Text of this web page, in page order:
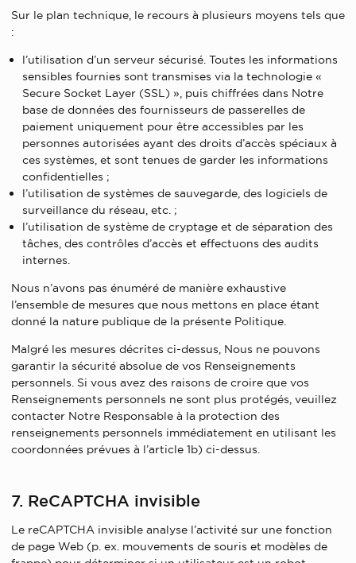
Sur le plan technique, le recours à plusieurs moyens tels que
:
l’utilisation d’un serveur sécurisé. Toutes les informations
sensibles fournies sont transmises via la technologie «
Secure Socket Layer (SSL) », puis chiffrées dans Notre
base de données des fournisseurs de passerelles de
paiement uniquement pour être accessibles par les
personnes autorisées ayant des droits d’accès spéciaux à
ces systèmes, et sont tenues de garder les informations
confidentielles ;
l’utilisation de systèmes de sauvegarde, des logiciels de
surveillance du réseau, etc. ;
l’utilisation de système de cryptage et de séparation des
tâches, des contrôles d’accès et effectuons des audits
internes.
Nous n’avons pas énuméré de manière exhaustive
l’ensemble de mesures que nous mettons en place étant
donné la nature publique de la présente Politique.
Malgré les mesures décrites ci-dessus, Nous ne pouvons
garantir la sécurité absolue de vos Renseignements
personnels. Si vous avez des raisons de croire que vos
Renseignements personnels ne sont plus protégés, veuillez
contacter Notre Responsable à la protection des
renseignements personnels immédiatement en utilisant les
coordonnées prévues à l’article 1b) ci-dessus.
7. ReCAPTCHA invisible
Le reCAPTCHA invisible analyse l’activité sur une fonction
de page Web (p. ex. mouvements de souris et modèles de